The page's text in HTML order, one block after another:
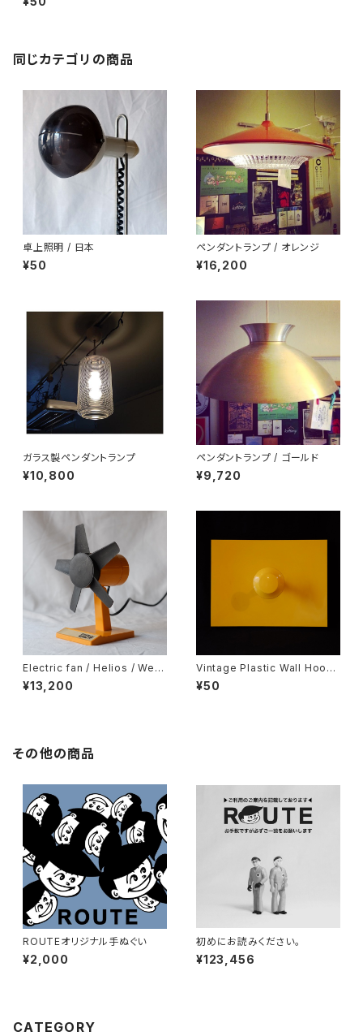
urophon, 1970s
同じカテゴリの商品
卓上照明 / 日本
¥50
ペンダントランプ / オレンジ
¥16,200
ガラス製ペンダントランプ
¥10,800
ペンダントランプ / ゴールド
¥9,720
Electric fan / Helios / West
Germany
¥13,200
Vintage Plastic Wall Hook /
Coat Rack / Space Age
¥50
その他の商品
ROUTEオリジナル手ぬぐい
¥2,000
初めにお読みください。
¥123,456
CATEGORY